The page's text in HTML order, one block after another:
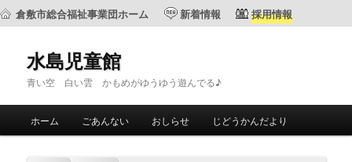
倉敷市総合福祉事業団ホーム 新着情報 採用情報
水島児童館
青い空 白い雲 かもめがゆうゆう遊んでる♪
メ
サ
ホーム ごあんない おしらせ じどうかんだより